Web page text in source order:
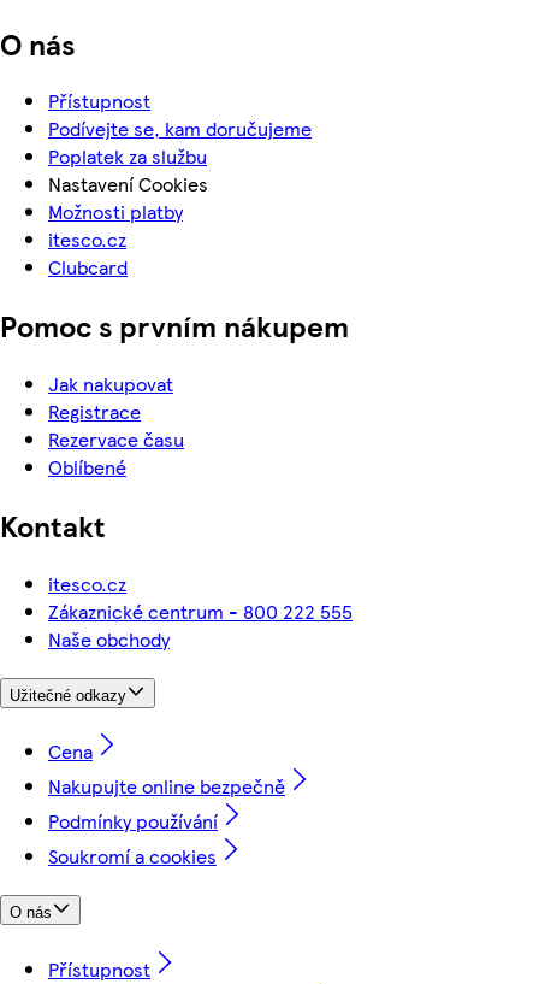
O nás
Přístupnost
Podívejte se, kam doručujeme
Poplatek za službu
Nastavení Cookies
Možnosti platby
itesco.cz
Clubcard
Pomoc s prvním nákupem
Jak nakupovat
Registrace
Rezervace času
Oblíbené
Kontakt
itesco.cz
Zákaznické centrum - 800 222 555
Naše obchody
Užitečné odkazy
Cena
Nakupujte online bezpečně
Podmínky používání
Soukromí a cookies
O nás
Přístupnost